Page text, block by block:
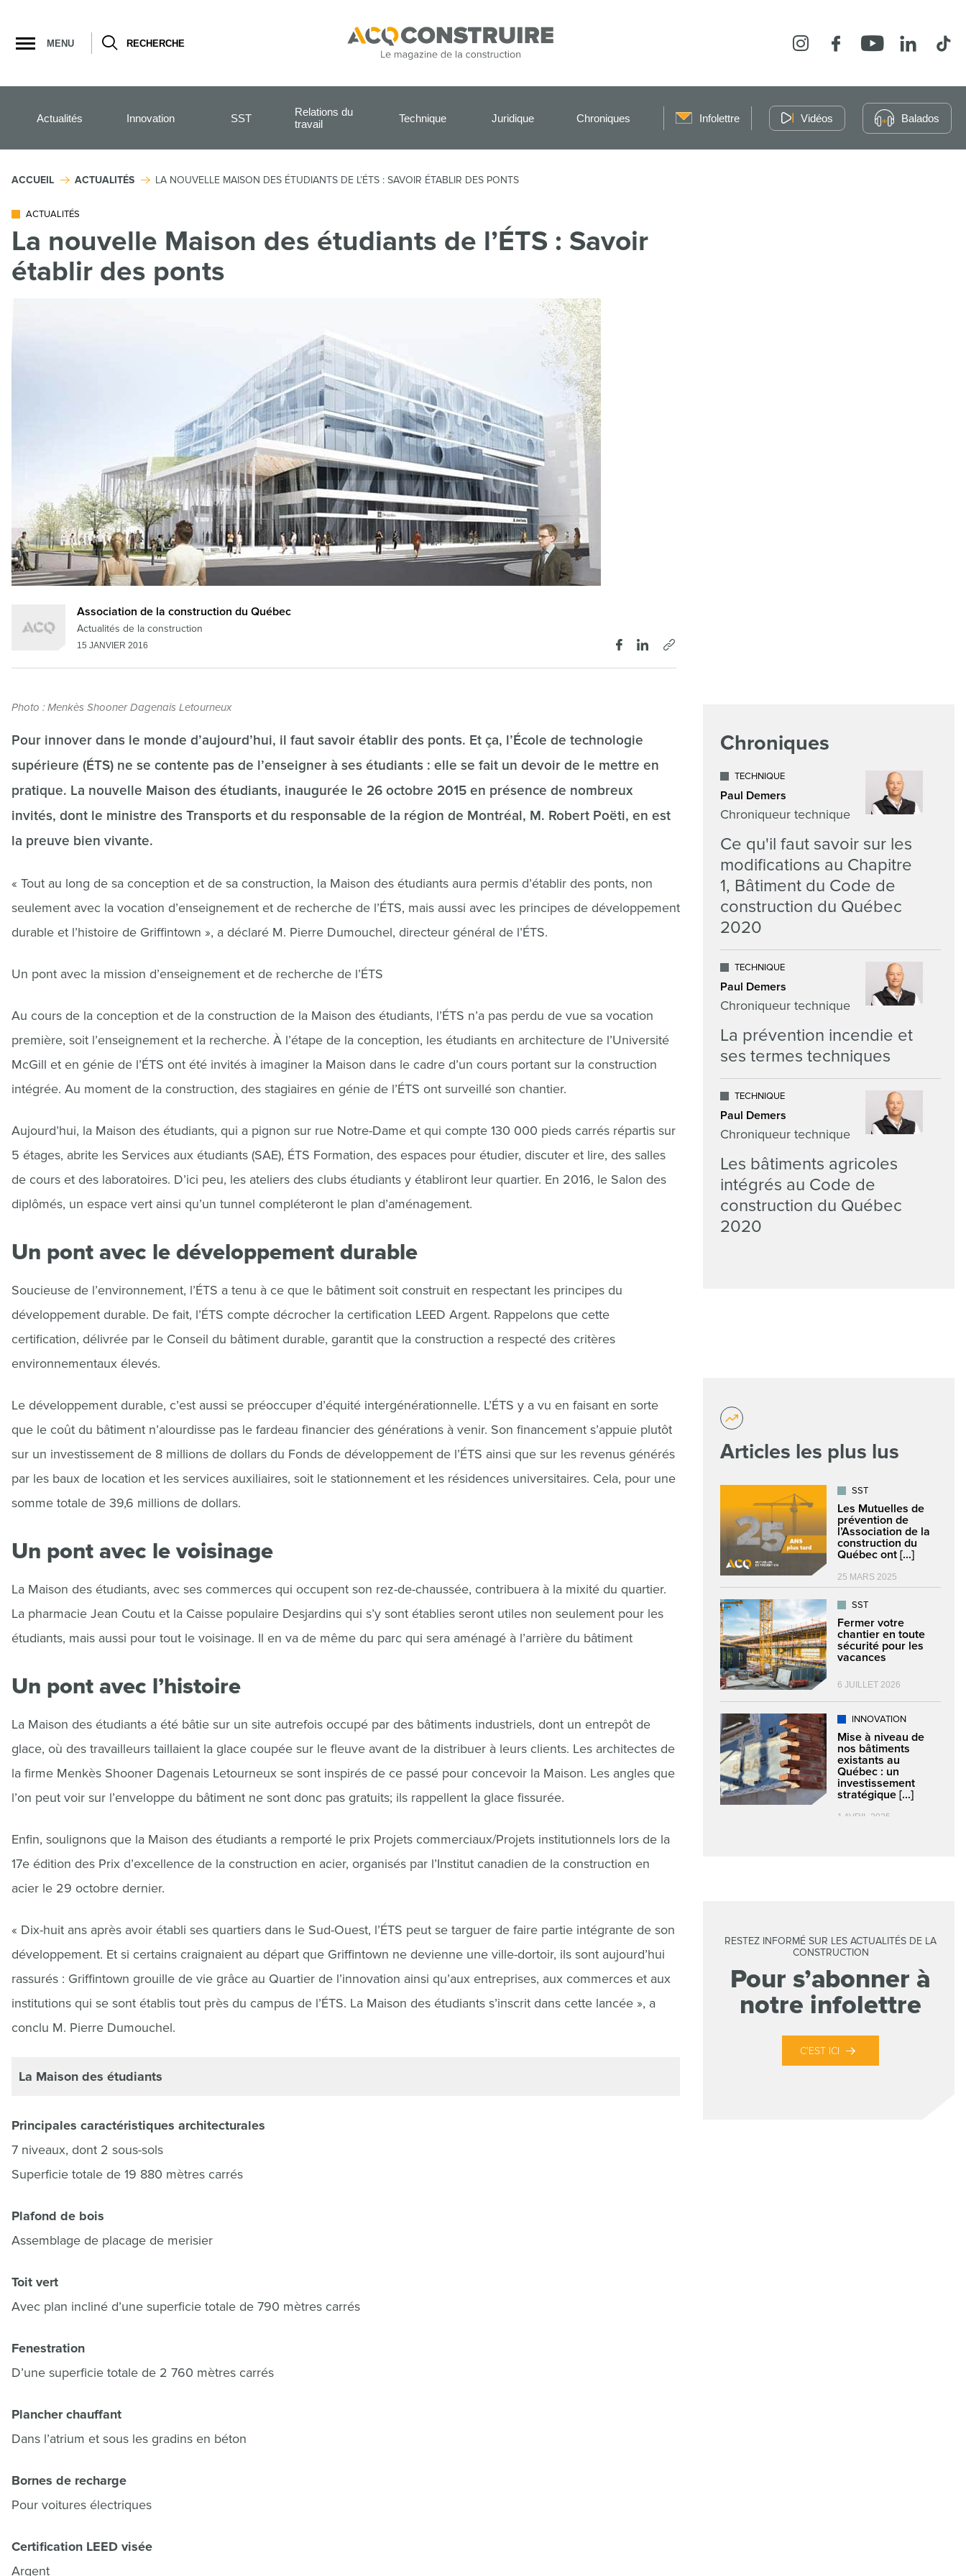
la
navigation
MENU RECHERCHE InstagramFacebookYouTubeLinkedIn
Actualités Innovation SST
Relations du
travail
Technique Juridique Chroniques Infolettre Vidéos Balados
ACCUEIL ACTUALITÉS LA NOUVELLE MAISON DES ÉTUDIANTS DE L’ÉTS : SAVOIR ÉTABLIR DES PONTS
ACTUALITÉS
La nouvelle Maison des étudiants de l’ÉTS : Savoir
établir des ponts
Association de la construction du Québec
Actualités de la construction
15 JANVIER 2016
Photo : Menkès Shooner Dagenais Letourneux
Pour innover dans le monde d’aujourd’hui, il faut savoir établir des ponts. Et ça, l’École de technologie
supérieure (ÉTS) ne se contente pas de l’enseigner à ses étudiants : elle se fait un devoir de le mettre en
pratique. La nouvelle Maison des étudiants, inaugurée le 26 octobre 2015 en présence de nombreux
invités, dont le ministre des Transports et du responsable de la région de Montréal, M. Robert Poëti, en est
la preuve bien vivante.
« Tout au long de sa conception et de sa construction, la Maison des étudiants aura permis d’établir des ponts, non
seulement avec la vocation d’enseignement et de recherche de l’ÉTS, mais aussi avec les principes de développement
durable et l’histoire de Griffintown », a déclaré M. Pierre Dumouchel, directeur général de l’ÉTS.
Un pont avec la mission d’enseignement et de recherche de l’ÉTS
Au cours de la conception et de la construction de la Maison des étudiants, l’ÉTS n’a pas perdu de vue sa vocation
première, soit l’enseignement et la recherche. À l’étape de la conception, les étudiants en architecture de l’Université
McGill et en génie de l’ÉTS ont été invités à imaginer la Maison dans le cadre d’un cours portant sur la construction
intégrée. Au moment de la construction, des stagiaires en génie de l’ÉTS ont surveillé son chantier.
Aujourd’hui, la Maison des étudiants, qui a pignon sur rue Notre-Dame et qui compte 130 000 pieds carrés répartis sur
5 étages, abrite les Services aux étudiants (SAE), ÉTS Formation, des espaces pour étudier, discuter et lire, des salles
de cours et des laboratoires. D’ici peu, les ateliers des clubs étudiants y établiront leur quartier. En 2016, le Salon des
diplômés, un espace vert ainsi qu’un tunnel compléteront le plan d’aménagement.
Un pont avec le développement durable
Soucieuse de l’environnement, l’ÉTS a tenu à ce que le bâtiment soit construit en respectant les principes du
développement durable. De fait, l’ÉTS compte décrocher la certification LEED Argent. Rappelons que cette
certification, délivrée par le Conseil du bâtiment durable, garantit que la construction a respecté des critères
environnementaux élevés.
Le développement durable, c’est aussi se préoccuper d’équité intergénérationnelle. L’ÉTS y a vu en faisant en sorte
que le coût du bâtiment n’alourdisse pas le fardeau financier des générations à venir. Son financement s’appuie plutôt
sur un investissement de 8 millions de dollars du Fonds de développement de l’ÉTS ainsi que sur les revenus générés
par les baux de location et les services auxiliaires, soit le stationnement et les résidences universitaires. Cela, pour une
somme totale de 39,6 millions de dollars.
Un pont avec le voisinage
La Maison des étudiants, avec ses commerces qui occupent son rez-de-chaussée, contribuera à la mixité du quartier.
La pharmacie Jean Coutu et la Caisse populaire Desjardins qui s’y sont établies seront utiles non seulement pour les
étudiants, mais aussi pour tout le voisinage. Il en va de même du parc qui sera aménagé à l’arrière du bâtiment
Un pont avec l’histoire
La Maison des étudiants a été bâtie sur un site autrefois occupé par des bâtiments industriels, dont un entrepôt de
glace, où des travailleurs taillaient la glace coupée sur le fleuve avant de la distribuer à leurs clients. Les architectes de
la firme Menkès Shooner Dagenais Letourneux se sont inspirés de ce passé pour concevoir la Maison. Les angles que
l’on peut voir sur l’enveloppe du bâtiment ne sont donc pas gratuits; ils rappellent la glace fissurée.
Enfin, soulignons que la Maison des étudiants a remporté le prix Projets commerciaux/Projets institutionnels lors de la
17e édition des Prix d’excellence de la construction en acier, organisés par l’Institut canadien de la construction en
acier le 29 octobre dernier.
« Dix-huit ans après avoir établi ses quartiers dans le Sud-Ouest, l’ÉTS peut se targuer de faire partie intégrante de son
développement. Et si certains craignaient au départ que Griffintown ne devienne une ville-dortoir, ils sont aujourd’hui
rassurés : Griffintown grouille de vie grâce au Quartier de l’innovation ainsi qu’aux entreprises, aux commerces et aux
institutions qui se sont établis tout près du campus de l’ÉTS. La Maison des étudiants s’inscrit dans cette lancée », a
conclu M. Pierre Dumouchel.
La Maison des étudiants
Principales caractéristiques architecturales
7 niveaux, dont 2 sous-sols
Superficie totale de 19 880 mètres carrés
Plafond de bois
Assemblage de placage de merisier
Toit vert
Avec plan incliné d’une superficie totale de 790 mètres carrés
Fenestration
D’une superficie totale de 2 760 mètres carrés
Plancher chauffant
Dans l’atrium et sous les gradins en béton
Bornes de recharge
Pour voitures électriques
Certification LEED visée
Argent
Chroniques
TECHNIQUE
Paul Demers
Chroniqueur technique
Ce qu'il faut savoir sur les
modifications au Chapitre
1, Bâtiment du Code de
construction du Québec
2020
TECHNIQUE
Paul Demers
Chroniqueur technique
La prévention incendie et
ses termes techniques
TECHNIQUE
Paul Demers
Chroniqueur technique
Les bâtiments agricoles
intégrés au Code de
construction du Québec
2020
Articles les plus lus
SST
Les Mutuelles de
prévention de
l’Association de la
construction du
Québec ont [...]
25 MARS 2025
SST
Fermer votre
chantier en toute
sécurité pour les
vacances
6 JUILLET 2026
INNOVATION
Mise à niveau de
nos bâtiments
existants au
Québec : un
investissement
stratégique [...]
1 AVRIL 2025
RESTEZ INFORMÉ SUR LES ACTUALITÉS DE LA
CONSTRUCTION
Pour s’abonner à
notre infolettre
C’EST ICI